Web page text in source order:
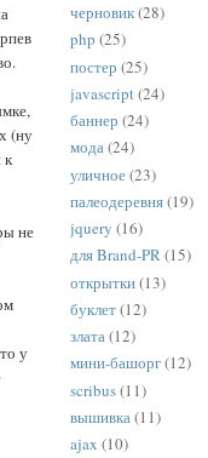
(ну
к
не
у
черновик(28)
php (25)
постер (25)
javascript(24)
баннер (24)
мода(24)
уличное(23)
палеодеревня(19)
jquery (16)
для Brand-PR(15)
открытки(13)
буклет(12)
злата(12)
мини-башорг(12)
scribus(11)
вышивка(11)
ajax (10)